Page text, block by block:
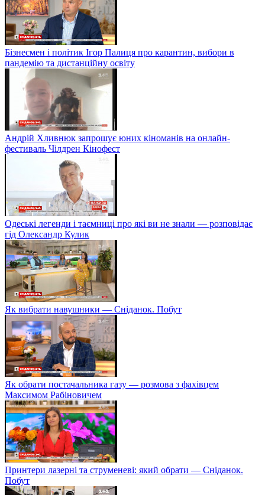
Бізнесмен і політик Ігор Палиця про карантин, вибори в
пандемію та дистанційну освіту
Андрій Хливнюк запрошує юних кіноманів на онлайн-
фестиваль Чілдрен Кінофест
Одеські легенди і таємниці про які ви не знали — розповідає
гід Олександр Кулик
Як вибрати навушники — Сніданок. Побут
Як обрати постачальника газу — розмова з фахівцем
Максимом Рабіновичем
Принтери лазерні та струменеві: який обрати — Сніданок.
Побут